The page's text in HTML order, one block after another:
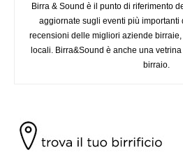
Birra & Sound è il punto di riferimento
aggiornate sugli eventi più importanti
recensioni delle migliori aziende
locali. Birra&Sound è anche una
birraio.